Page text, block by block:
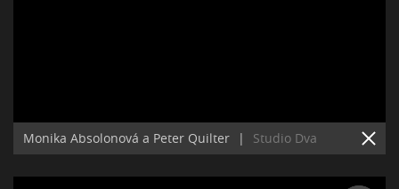
Monika Absolonová a Peter Quilter | Studio Dva